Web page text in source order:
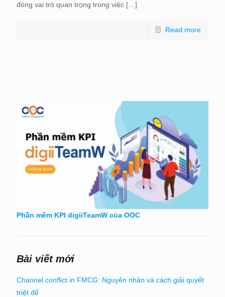
đóng vai trò quan trọng trong việc […]
Read more
Phần mềm KPI digiiTeamW của OOC
Bài viết mới
Channel conflict in FMCG: Nguyên nhân và cách giải quyết
triệt để